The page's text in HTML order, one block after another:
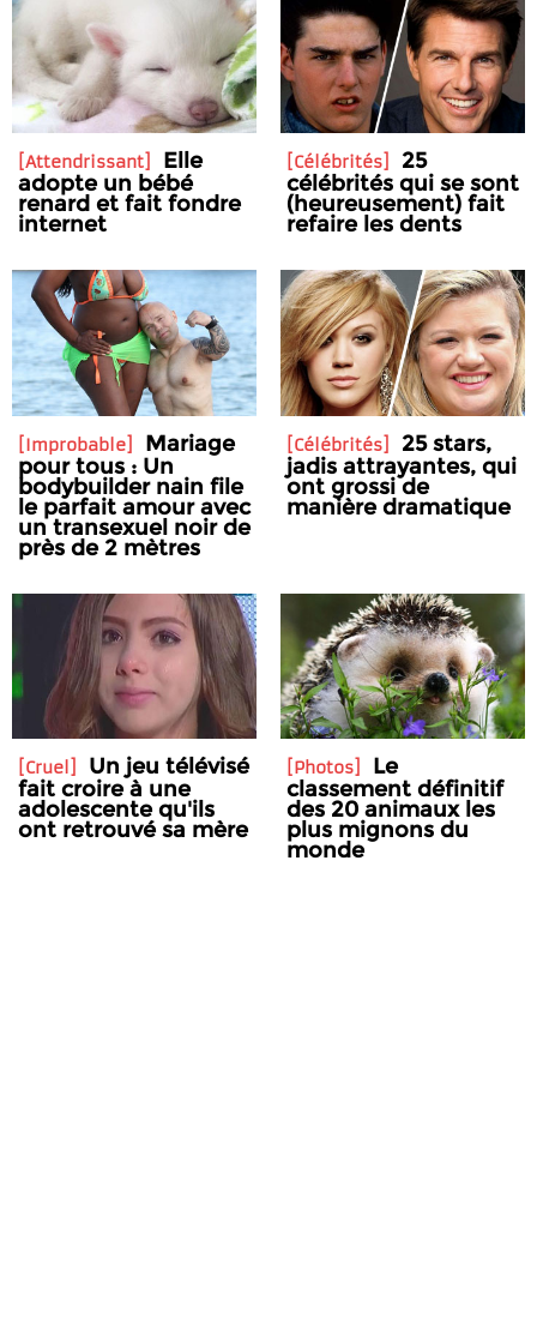
Attendrissant
Elle
adopte un bébé
renard et fait fondre
internet
Célébrités
25
célébrités qui se sont
(heureusement) fait
refaire les dents
Improbable
Mariage
pour tous : Un
bodybuilder nain file
le parfait amour avec
un transexuel noir de
près de 2 mètres
Célébrités
25 stars,
jadis attrayantes, qui
ont grossi de
manière dramatique
Cruel
Un jeu télévisé
fait croire à une
adolescente qu'ils
ont retrouvé sa mère
Photos
Le
classement définitif
des 20 animaux les
plus mignons du
monde